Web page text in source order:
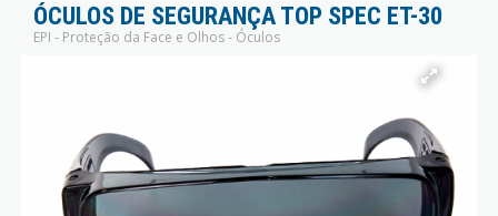
ÓCULOS DE SEGURANÇA TOP SPEC ET-30
EPI - Proteção da Face e Olhos - Óculos